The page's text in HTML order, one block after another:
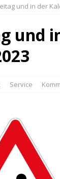
des 65.
be back.
Der Mann
und in der
und
Service